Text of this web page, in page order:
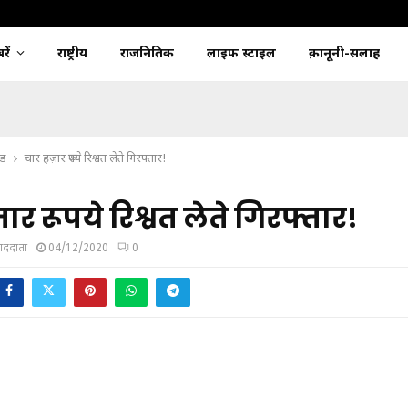
राष्ट्रीय राजनितिक लाइफ स्टाइल क़ानूनी-सलाह
चार हज़ार रूपये रिश्वत लेते गिरफ्तार!
रूपये रिश्वत लेते गिरफ्तार!
04/12/2020 0